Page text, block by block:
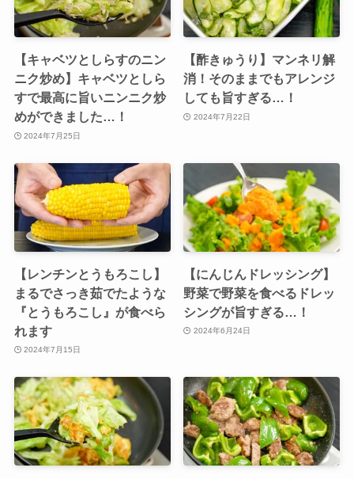
【キャベツとしらすのニン
ニク炒め】キャベツとしら
すで最高に旨いニンニク炒
めができました…！
2024年7月25日
【酢きゅうり】マンネリ解
消！そのままでもアレンジ
しても旨すぎる…！
2024年7月22日
【レンチンとうもろこし】
まるでさっき茹でたような
『とうもろこし』が食べら
れます
2024年7月15日
【にんじんドレッシング】
野菜で野菜を食べるドレッ
シングが旨すぎる…！
2024年6月24日